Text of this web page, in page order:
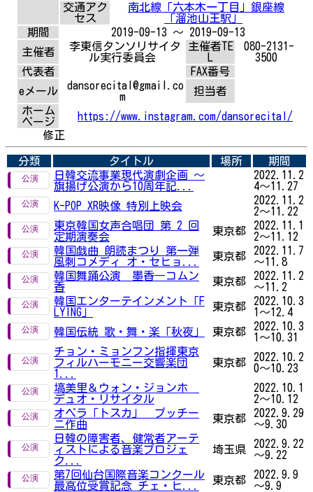
交通アク
セス
南北線「六本木一丁目」銀座線
「溜池山王駅」
期間
2019-09-13 ～ 2019-09-13
主催者
李東信タンソリサイタ
ル実行委員会
主催者TE
080-2131-
3500
代表者
FAX番号
eメール
dansorecital@gmail.co
m
担当者
ホーム
ページ
https://www.instagram.com/dansorecital/
修正
分類 タイトル 場所
期間
日韓交流事業現代演劇企画 ～
旗揚げ公演から10周年記...
2022.11.2
4～11.27
K-POP XR映像 特別上映会
2022.11.2
2～11.22
東京韓国女声合唱団 第 2 回
定期演奏会
東京都
2022.11.1
2～11.12
韓国戯曲 朗読まつり 第一弾
風刺コメディ オ・セヒョ...
東京都
2022.11.7
～11.8
韓国舞踊公演 墨香―コムン
香
東京都
2022.11.2
～11.2
韓国エンターテインメント「F
LYING」
東京都
2022.10.3
1～12.4
韓国伝統 歌・舞・楽「秋夜」
東京都
2022.10.3
1～10.31
チョン・ミョンフン指揮東京
フィルハーモニー交響楽団
1...
東京都
2022.10.2
0～10.23
塙美里＆ウォン・ジョンホ
デュオ・リサイタル
2022.10.1
2～10.12
オペラ「トスカ」 プッチー
ニ作曲
東京都
2022.9.29
～9.30
日韓の障害者、健常者アーテ
ィストによる音楽プロジェ
ク...
埼玉県
2022.9.22
～9.22
第7回仙台国際音楽コンクール
最高位受賞記念 チェ・ヒ...
東京都
2022.9.9
～9.9